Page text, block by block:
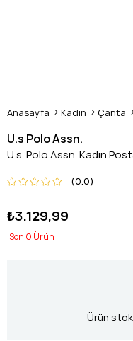
Anasayfa Kadın Çanta
U.s Polo Assn.
U.s. Polo Assn. Kadın
0.0
₺3.129,99
0
Ürün